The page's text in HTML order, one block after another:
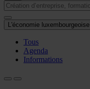
L'économie luxembourgeoise
Tous
Agenda
Informations